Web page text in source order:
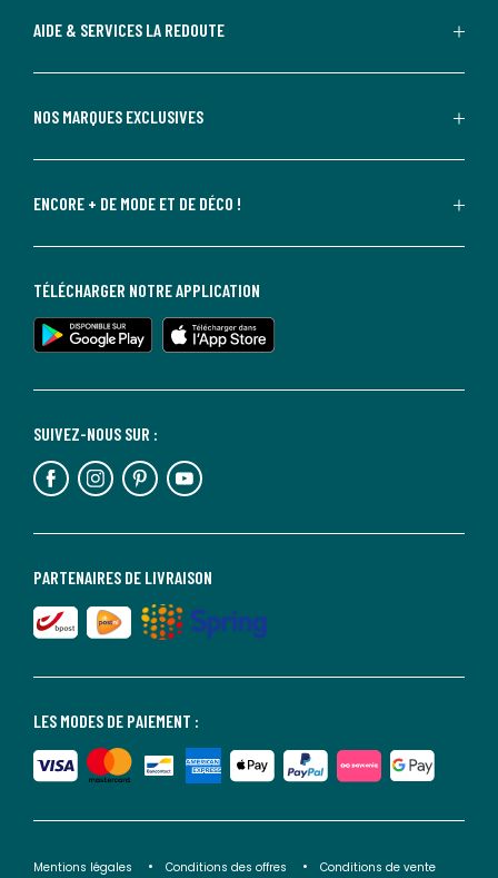
AIDE & SERVICES LA REDOUTE
NOS MARQUES EXCLUSIVES
ENCORE + DE MODE ET DE DÉCO !
LES MODES DE PAIEMENT :
PARTENAIRES DE LIVRAISON
SUIVEZ-NOUS SUR :
TÉLÉCHARGER NOTRE APPLICATION
Mentions légales Conditions des offres Conditions de vente